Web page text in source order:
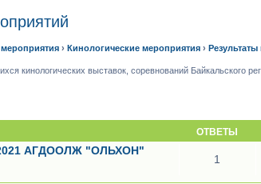
› Кинологические мероприятия ›
кинологических выставок, соревнований Байкальского
ОТВЕТЫ
2021 АГДООЛЖ "ОЛЬХОН"
1